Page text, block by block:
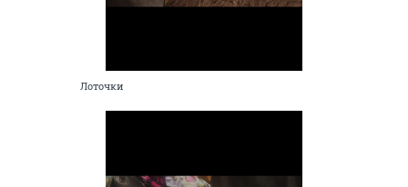
Лоточки